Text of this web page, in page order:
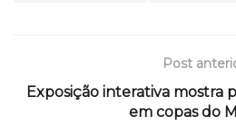
Post
Exposição interativa mostra
em copas do